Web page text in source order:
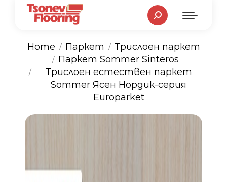
Search:
You are here:
Home Паркет
Трислоен паркет
Паркет Sommer Sinteros
Трислоен естествен паркет
Sommer Ясен Нордик-серия
Europarket